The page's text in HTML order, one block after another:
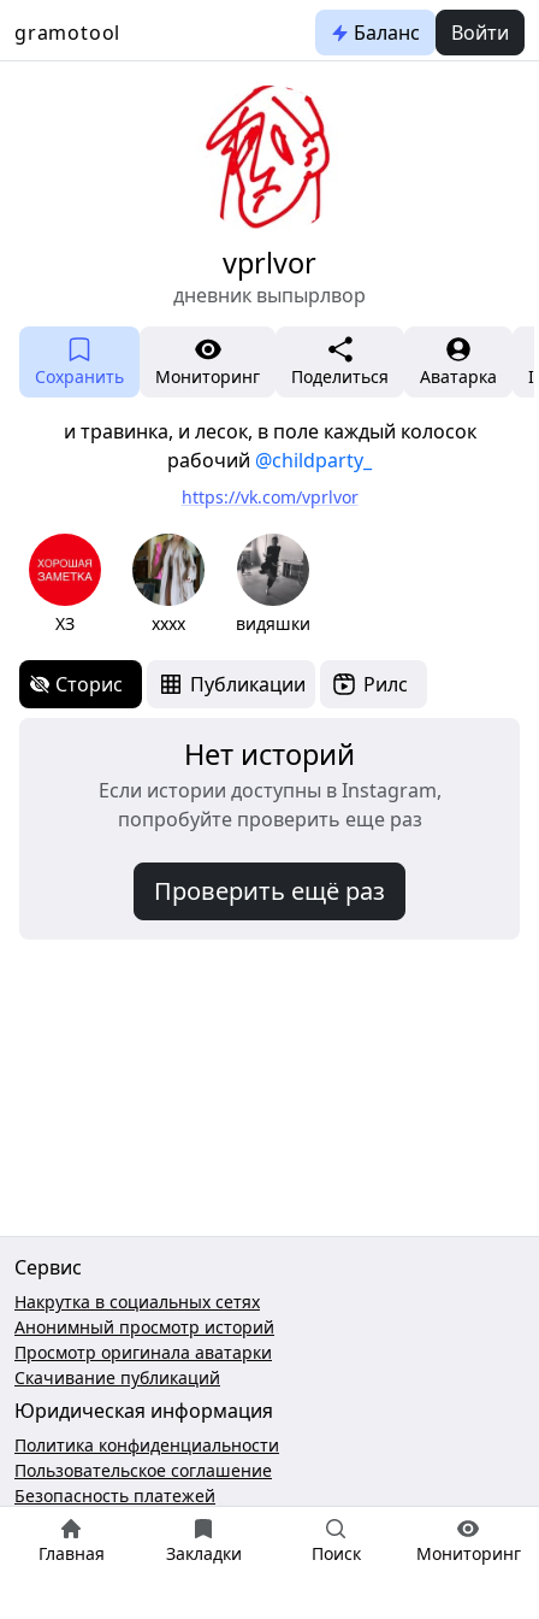
gramotool Баланс Войти
Главная Закладки Поиск Мониторинг
vprlvor
дневник выпырлвор
Сохранить Мониторинг Поделиться Аватарка
и травинка, и лесок, в поле каждый колосок
рабочий @childparty_
https://vk.com/vprlvor
ХЗ xxxx видяшки
Сторис Публикации Рилс
Нет историй
Если истории доступны в Instagram,
попробуйте проверить еще раз
Проверить ещё раз
Сервис
Накрутка в социальных сетях
Анонимный просмотр историй
Просмотр оригинала аватарки
Скачивание публикаций
Юридическая информация
Политика конфиденциальности
Пользовательское соглашение
Безопасность платежей
Чат поддержки